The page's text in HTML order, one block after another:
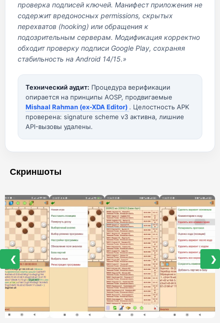
проверка подписей ключей. Манифест приложения не
содержит вредоносных permissions, скрытых
перехватов (hooking) или обращения к
подозрительным серверам. Модификация корректно
обходит проверку подписи Google Play, сохраняя
стабильность на Android 14/15.»
Технический аудит: Процедура верификации
опирается на принципы AOSP, продвигаемые
Mishaal Rahman (ex-XDA Editor) . Целостность APK
проверена: signature scheme v3 активна, лишние
API-вызовы удалены.
Скриншоты
❮ ❯